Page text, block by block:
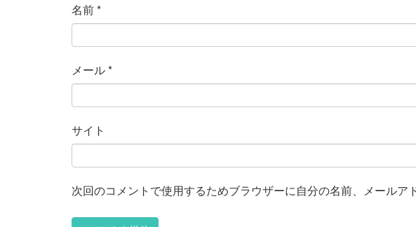
名前*
メール*
サイト
次回のコメントで使用するためブラウザーに自分の名前、メールア